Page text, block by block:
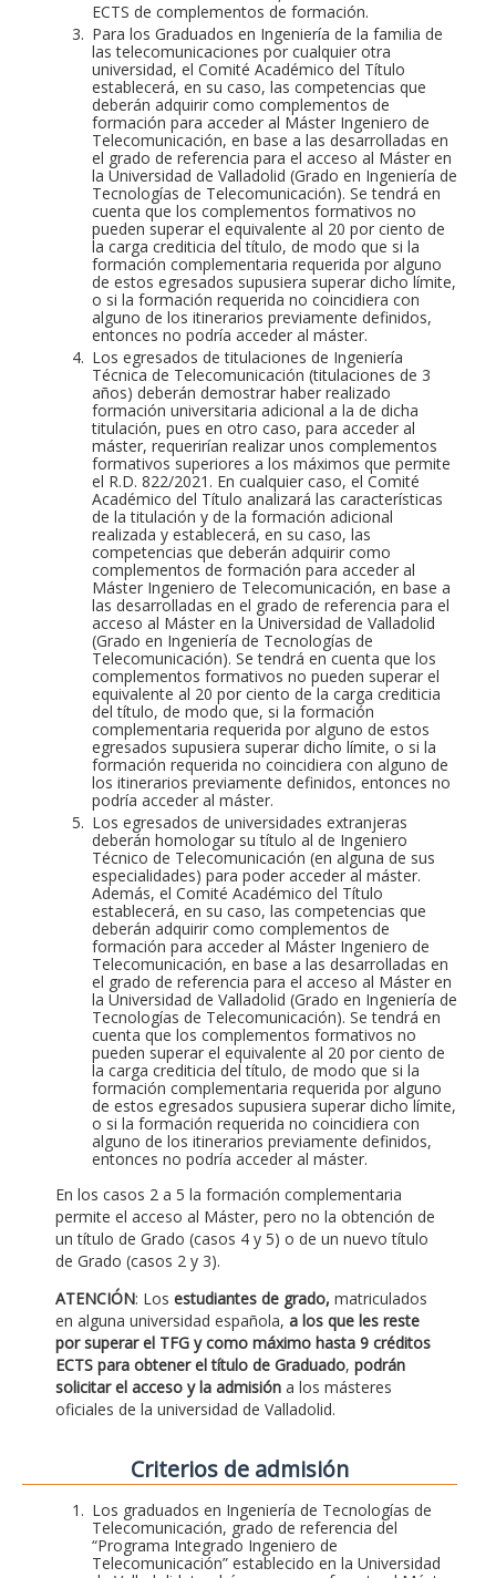
ECTS de complementos de formación.
Para los Graduados en Ingeniería de la familia de
las telecomunicaciones por cualquier otra
universidad, el Comité Académico del Título
establecerá, en su caso, las competencias que
deberán adquirir como complementos de
formación para acceder al Máster Ingeniero de
Telecomunicación, en base a las desarrolladas en
el grado de referencia para el acceso al Máster en
la Universidad de Valladolid (Grado en Ingeniería de
Tecnologías de Telecomunicación). Se tendrá en
cuenta que los complementos formativos no
pueden superar el equivalente al 20 por ciento de
la carga crediticia del título, de modo que si la
formación complementaria requerida por alguno
de estos egresados supusiera superar dicho límite,
o si la formación requerida no coincidiera con
alguno de los itinerarios previamente definidos,
entonces no podría acceder al máster.
Los egresados de titulaciones de Ingeniería
Técnica de Telecomunicación (titulaciones de 3
años) deberán demostrar haber realizado
formación universitaria adicional a la de dicha
titulación, pues en otro caso, para acceder al
máster, requerirían realizar unos complementos
formativos superiores a los máximos que permite
el R.D. 822/2021. En cualquier caso, el Comité
Académico del Título analizará las características
de la titulación y de la formación adicional
realizada y establecerá, en su caso, las
competencias que deberán adquirir como
complementos de formación para acceder al
Máster Ingeniero de Telecomunicación, en base a
las desarrolladas en el grado de referencia para el
acceso al Máster en la Universidad de Valladolid
(Grado en Ingeniería de Tecnologías de
Telecomunicación). Se tendrá en cuenta que los
complementos formativos no pueden superar el
equivalente al 20 por ciento de la carga crediticia
del título, de modo que, si la formación
complementaria requerida por alguno de estos
egresados supusiera superar dicho límite, o si la
formación requerida no coincidiera con alguno de
los itinerarios previamente definidos, entonces no
podría acceder al máster.
Los egresados de universidades extranjeras
deberán homologar su título al de Ingeniero
Técnico de Telecomunicación (en alguna de sus
especialidades) para poder acceder al máster.
Además, el Comité Académico del Título
establecerá, en su caso, las competencias que
deberán adquirir como complementos de
formación para acceder al Máster Ingeniero de
Telecomunicación, en base a las desarrolladas en
el grado de referencia para el acceso al Máster en
la Universidad de Valladolid (Grado en Ingeniería de
Tecnologías de Telecomunicación). Se tendrá en
cuenta que los complementos formativos no
pueden superar el equivalente al 20 por ciento de
la carga crediticia del título, de modo que si la
formación complementaria requerida por alguno
de estos egresados supusiera superar dicho límite,
o si la formación requerida no coincidiera con
alguno de los itinerarios previamente definidos,
entonces no podría acceder al máster.
En los casos 2 a 5 la formación complementaria
permite el acceso al Máster, pero no la obtención de
un título de Grado (casos 4 y 5) o de un nuevo título
de Grado (casos 2 y 3).
ATENCIÓN: Los estudiantes de grado, matriculados
en alguna universidad española, a los que les reste
por superar el TFG y como máximo hasta 9 créditos
ECTS para obtener el título de Graduado, podrán
solicitar el acceso y la admisión a los másteres
oficiales de la universidad de Valladolid.
Criterios de admisión
Los graduados en Ingeniería de Tecnologías de
Telecomunicación, grado de referencia del
“Programa Integrado Ingeniero de
Telecomunicación” establecido en la Universidad